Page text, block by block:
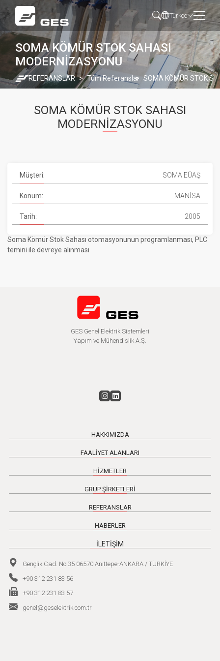
Türkçe
SOMA KÖMÜR STOK SAHASI
MODERNİZASYONU
REFERANSLAR Tüm Referanslar SOMA KÖMÜR STOK
SOMA KÖMÜR STOK SAHASI
MODERNİZASYONU
Soma Kömür Stok Sahası otomasyonunun programlanması, PLC
temini ile devreye alınması
Müşteri: SOMA EÜAŞ
Konum: MANİSA
Tarih: 2005
GES Genel Elektrik Sistemleri
Yapım ve Mühendislik A.Ş.
HAKKIMIZDA
FAALİYET ALANLARI
HİZMETLER
GRUP ŞİRKETLERİ
REFERANSLAR
HABERLER
İLETİŞİM
Gençlik Cad. No:35 06570 Anıttepe-ANKARA / TÜRKİYE
+90 312 231 83 56
+90 312 231 83 57
genel@geselektrik.com.tr